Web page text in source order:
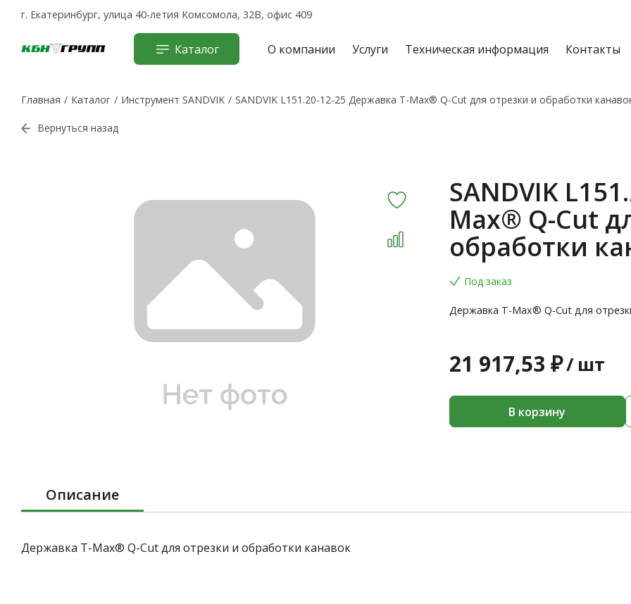
г. Екатеринбург, улица 40-летия Комсомола, 32В, офис 409
Каталог О компании Услуги Техническая информация Контакты
Главная Каталог Инструмент SANDVIK SANDVIK L151.20-12-25 Державка T-Max® Q-Cut для отрезки и обработки
Вернуться назад
SANDVIK
Max® Q-Cut
обработки
Под заказ
Державка T-Max® Q-Cut для
21 917,53 ₽/ шт
В корзину
Описание
Державка T-Max® Q-Cut для отрезки и обработки канавок